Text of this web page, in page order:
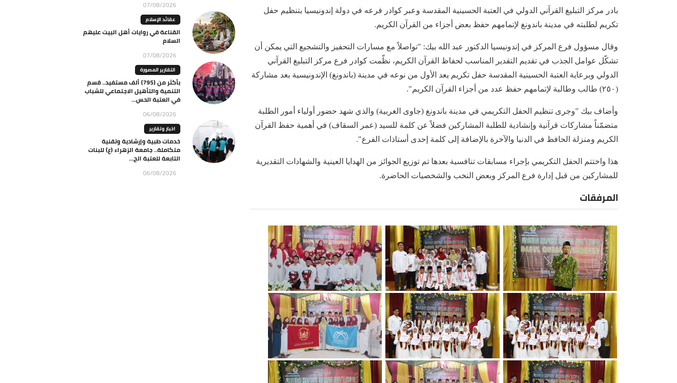
بادر مركز التبليغ القرآني الدولي في العتبة الحسينية المقدسة وعبر كوادر فرعه في دولة إندونيسيا بتنظيم حفل
تكريم لطلبته في مدينة باندونغ لإتمامهم حفظ بعض أجزاء من القرآن الكريم.
وقال مسؤول فرع المركز في إندونيسيا الدكتور عبد الله بيك: "تواصلاً مع مسارات التحفيز والتشجيع التي يمكن أن
تشكّل عوامل الجذب في تقديم التقدير المناسب لحفاظ القرآن الكريم، نظّمت كوادر فرع مركز التبليغ القرآني
الدولي وبرعاية العتبة الحسينية المقدسة حفل تكريم يعد الأول من نوعه في مدينة (باندونغ) الإندونيسية بعد مشاركة
(٢٥٠) طالب وطالبة لإتمامهم حفظ عدد من أجزاء القرآن الكريم".
وأضاف بيك "وجرى تنظيم الحفل التكريمي في مدينة باندونغ (جاوى الغربية) والذي شهد حضور أولياء أمور الطلبة
متضمّناً مشاركات قرآنية وإنشادية للطلبة المشاركين فضلاً عن كلمة للسيد (عمر السقاف) في أهمية حفظ القرآن
الكريم ومنزلة الحافظ في الدنيا والآخرة بالإضافة إلى كلمة إحدى أستاذات الفرع".
هذا واختتم الحفل التكريمي بإجراء مسابقات تنافسية بعدها تم توزيع الجوائز من الهدايا العينية والشهادات التقديرية
للمشاركين من قبل إدارة فرع المركز وبعض النخب والشخصيات الحاضرة.
المرفقات
07/08/2026
عقائد الإسلام
القناعة في روايات أهل البيت عليهم
السلام
07/08/2026
التقارير المصورة
بأكثر من (795) ألف مستفيد.. قسم
التنمية والتأهيل الاجتماعي للشباب
في العتبة الحس...
06/08/2026
اخبار وتقارير
خدمات طبية وإرشادية وتقنية
متكاملة.. جامعة الزهراء (ع) للبنات
التابعة للعتبة الح...
06/08/2026